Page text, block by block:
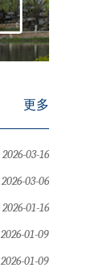
更多
2026-03-16
2026-03-06
2026-01-16
2026-01-09
2026-01-09